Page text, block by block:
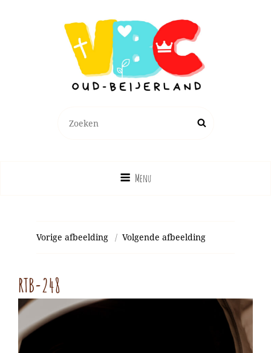
naar:
Zoek
Menu
Vorige afbeelding Volgende afbeelding
RTB-248